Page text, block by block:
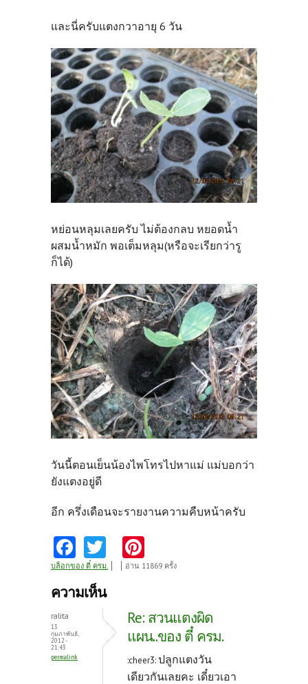
และนี่ครับแตงกวาอายุ 6 วัน
หย่อนหลุมเลยครับ ไม่ต้องกลบ หยอดน้ำ
ผสมน้ำหมัก พอเต็มหลุม(หรือจะเรียกว่ารู
ก็ได้)
วันนี้ตอนเย็นน้องไพโทรไปหาแม่ แม่บอกว่า
ยังแตงอยู่ดี
อีก ครึ่งเดือนจะรายงานความคืบหน้าครับ
Fa
ce
b
o
k
w
itt
nt
es
t
บล็อกของ ตี๋ ครม. อ่าน 11869 ครั้ง
ความเห็น
ralita
13
กุมภาพันธ์,
2012 -
21:43
permalink
Re: สวนแตงผิด
แผน..ของ ตี๋ ครม.
:cheer3:ปลูกแตงวัน
เดียวกันเลยคะ เดี๋ยวเอา